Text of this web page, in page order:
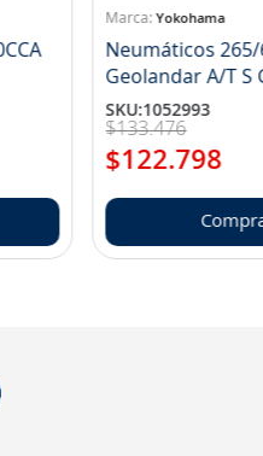
Yokohama
Neumáticos 265/
SKU:1052993
$133.476
$122.798